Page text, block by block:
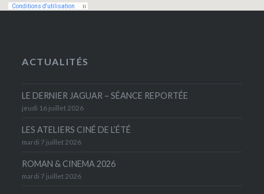
ACTUALITÉS
LE DERNIER JAGUAR – SÉANCE REPORTÉE
jeudi 16 juillet 2026
LES ATELIERS CINÉ DE L’ÉTÉ
mardi 7 juillet 2026
ROMAN & CINEMA 2026
mardi 7 juillet 2026